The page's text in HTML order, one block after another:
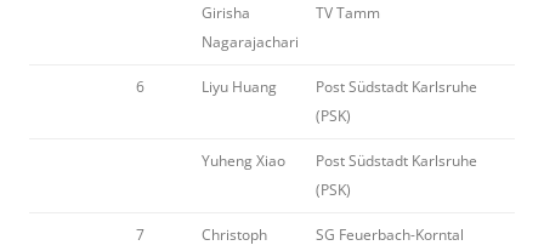
Girisha
Nagarajachari
TV Tamm
6 Liyu Huang
Post Südstadt Karlsruhe
(PSK)
Yuheng Xiao
Post Südstadt Karlsruhe
(PSK)
7
Christoph
SG Feuerbach-Korntal